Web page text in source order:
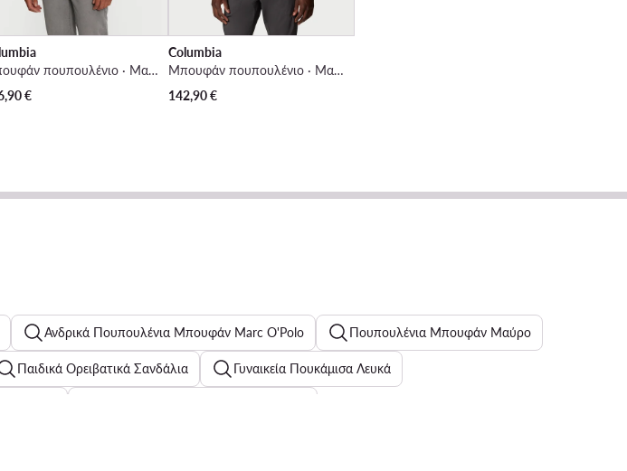
Μπουφάν πουπουλένιο · Μαύρο
€
Columbia
Μπουφάν πουπουλένιο · Μαύρο
142,90€
Ανδρικά Πουπουλένια Μπουφάν Marc O'Polo Πουπουλένια Μπουφάν Μαύρο
Παιδικά Ορειβατικά Σανδάλια Γυναικεία Πουκάμισα Λευκά